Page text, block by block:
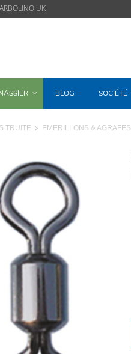
UK
BLOG SOCIÉTÉ
TRUITE EMERILLONS & AGRAFES